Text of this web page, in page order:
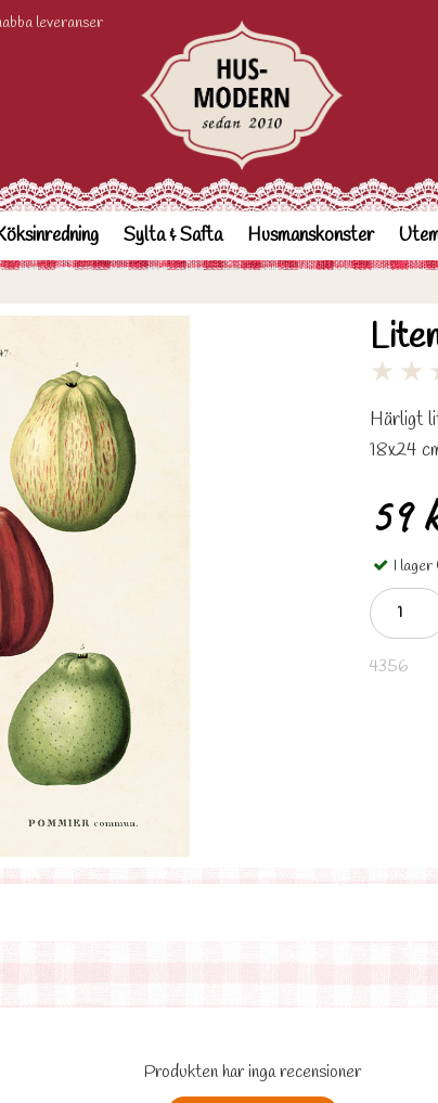
leveranser
Sylta & Safta Husmanskonster
★ ★
Härligt
18x24
59
I lager
4356
Produkten har inga recensioner